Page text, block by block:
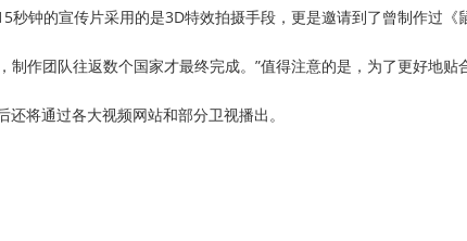
的宣传片采用的是3D特效拍摄手段，更是邀请到了曾制作过《
团队往返数个国家才最终完成。”值得注意的是，为了更好地贴
将通过各大视频网站和部分卫视播出。